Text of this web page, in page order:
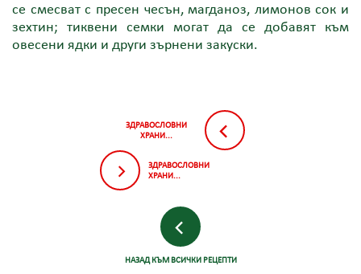
се смесват с пресен чесън, магданоз, лимонов сок и
зехтин; тиквени семки могат да се добавят към
овесени ядки и други зърнени закуски.
ЗДРАВОСЛОВНИ
ХРАНИ...
ЗДРАВОСЛОВНИ
ХРАНИ...
НАЗАД КЪМ ВСИЧКИ РЕЦЕПТИ